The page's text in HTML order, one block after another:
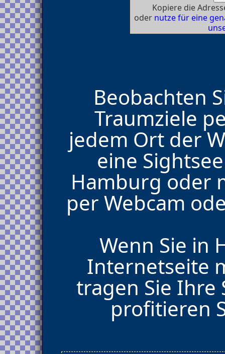
Kopiere die
oder nutze für eine
Beobachten
Traumziele
jedem Ort der
eine
Hamburg oder
per Webcam
Wenn Sie in
Internetseite
tragen Sie Ihre
profitieren